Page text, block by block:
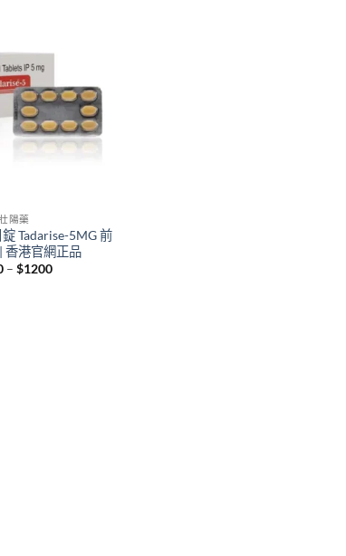
陽藥
Tadarise-5MG 前
香港官網正品
– $1200Price